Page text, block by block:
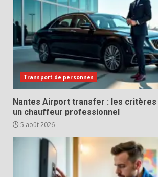
Transport de personnes
Nantes Airport transfer : les
un chauffeur professionnel
5 août 2026